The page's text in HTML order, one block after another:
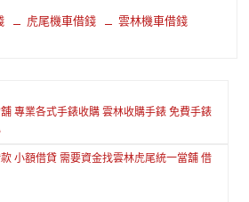
虎尾機車借錢 雲林機車借錢
專業各式手錶收購 雲林收購手錶 免費手錶
小額借貸 需要資金找雲林虎尾統一當舖 借